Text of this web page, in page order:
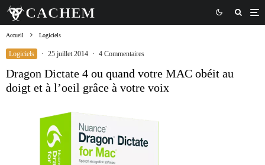
Accueil Logiciels
Logiciels · 25 juillet 2014 · 4 Commentaires
Dragon Dictate 4 ou quand votre MAC obéit au
doigt et à l’oeil grâce à votre voix